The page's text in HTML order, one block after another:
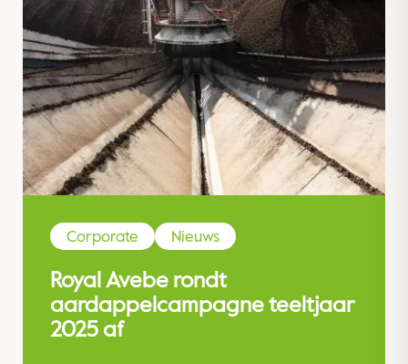
Corporate Nieuws
Royal Avebe rondt
aardappelcampagne teeltjaar
2025 af